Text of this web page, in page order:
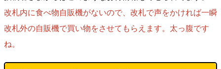
改札内に食べ物自販機がないので、改札で声をかければ一瞬
改札外の自販機で買い物をさせてもらえます。太っ腹です
ね。